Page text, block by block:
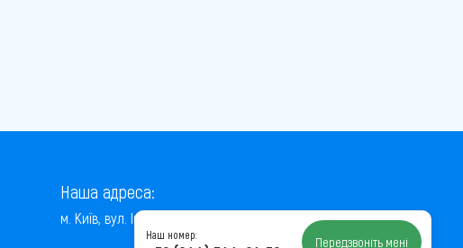
Наша адреса:
м. Київ, вул. Інститутська, 22/7, оф. 41
Наш номер: Передзвоніть мені